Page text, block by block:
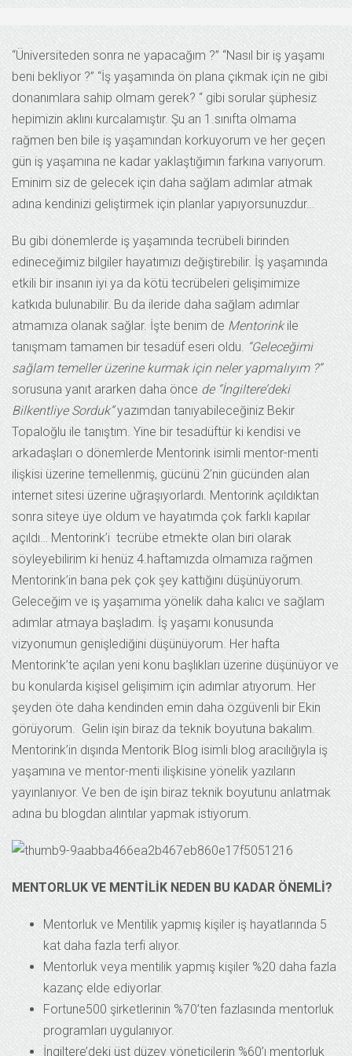
“Üniversiteden sonra ne yapacağım ?” “Nasıl bir iş yaşamı
beni bekliyor ?” “İş yaşamında ön plana çıkmak için ne gibi
donanımlara sahip olmam gerek? “ gibi sorular şüphesiz
hepimizin aklını kurcalamıştır. Şu an 1.sınıfta olmama
rağmen ben bile iş yaşamından korkuyorum ve her geçen
gün iş yaşamına ne kadar yaklaştığımın farkına varıyorum.
Eminim siz de gelecek için daha sağlam adımlar atmak
adına kendinizi geliştirmek için planlar yapıyorsunuzdur…
Bu gibi dönemlerde iş yaşamında tecrübeli birinden
edineceğimiz bilgiler hayatımızı değiştirebilir. İş yaşamında
etkili bir insanın iyi ya da kötü tecrübeleri gelişimimize
katkıda bulunabilir. Bu da ileride daha sağlam adımlar
atmamıza olanak sağlar. İşte benim de Mentorinkile
tanışmam tamamen bir tesadüf eseri oldu. “Geleceğimi
sağlam temeller üzerine kurmak için neler yapmalıyım ?”
sorusuna yanıt ararken daha önce de “İngiltere’deki
Bilkentliye Sorduk”yazımdan tanıyabileceğiniz Bekir
Topaloğlu ile tanıştım. Yine bir tesadüftür ki kendisi ve
arkadaşları o dönemlerde Mentorink isimli mentor-menti
ilişkisi üzerine temellenmiş, gücünü 2’nin gücünden alan
internet sitesi üzerine uğraşıyorlardı. Mentorink açıldıktan
sonra siteye üye oldum ve hayatımda çok farklı kapılar
açıldı… Mentorink’i tecrübe etmekte olan biri olarak
söyleyebilirim ki henüz 4.haftamızda olmamıza rağmen
Mentorink’in bana pek çok şey kattığını düşünüyorum.
Geleceğim ve iş yaşamıma yönelik daha kalıcı ve sağlam
adımlar atmaya başladım. İş yaşamı konusunda
vizyonumun genişlediğini düşünüyorum. Her hafta
Mentorink’te açılan yeni konu başlıkları üzerine düşünüyor ve
bu konularda kişisel gelişimim için adımlar atıyorum. Her
şeyden öte daha kendinden emin daha özgüvenli bir Ekin
görüyorum. Gelin işin biraz da teknik boyutuna bakalım.
Mentorink’in dışında Mentorik Blog isimli blog aracılığıyla iş
yaşamına ve mentor-menti ilişkisine yönelik yazıların
yayınlanıyor. Ve ben de işin biraz teknik boyutunu anlatmak
adına bu blogdan alıntılar yapmak istiyorum.
MENTORLUK VE MENTİLİK NEDEN BU KADAR ÖNEMLİ?
Mentorluk ve Mentilik yapmış kişiler iş hayatlarında 5
kat daha fazla terfi alıyor.
Mentorluk veya mentilik yapmış kişiler %20 daha fazla
kazanç elde ediyorlar.
Fortune500 şirketlerinin %70’ten fazlasında mentorluk
programları uygulanıyor.
İngiltere’deki üst düzey yöneticilerin %60’ı mentorluk